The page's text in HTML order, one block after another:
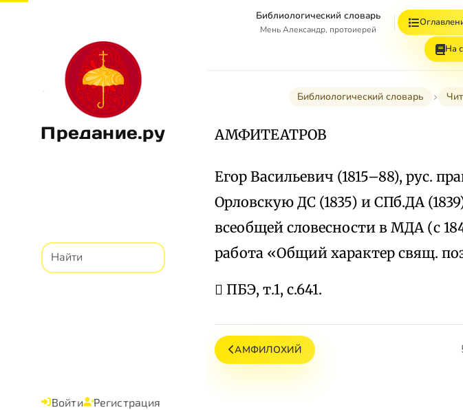
Предание.ру
Войти Регистрация
Библиологический словарь
Мень Александр, протоиерей
На
Библиологический словарь
АМФИТЕАТРОВ
Егор Васильевич (1815–88), рус.
Орловскую ДС (1835) и СПб.ДА
всеобщей словесности в МДА (с
работа «Общий характер свящ.
 ПБЭ, т.1, с.641.
АМФИЛОХИЙ